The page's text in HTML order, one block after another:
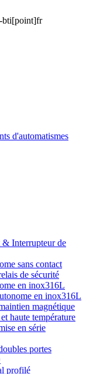
bti[point]fr
& Interrupteur de
sans contact
de sécurité
en inox316L
en inox316L
magnétique
haute température
en série
portes
profilé